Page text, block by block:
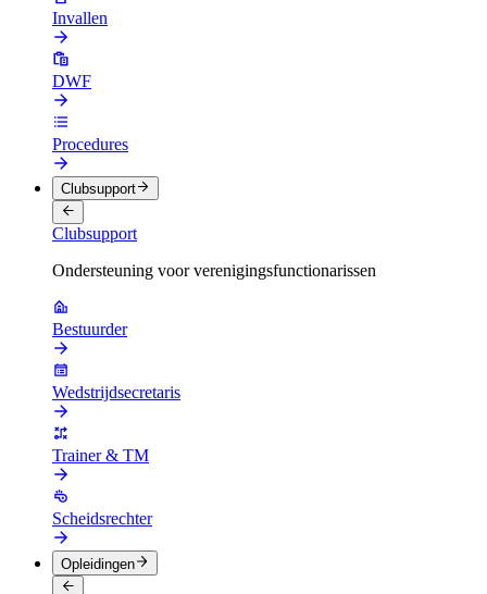
Invallen
DWF
Procedures
Clubsupport
Clubsupport
Ondersteuning voor verenigingsfunctionarissen
Bestuurder
Wedstrijdsecretaris
Trainer & TM
Scheidsrechter
Opleidingen